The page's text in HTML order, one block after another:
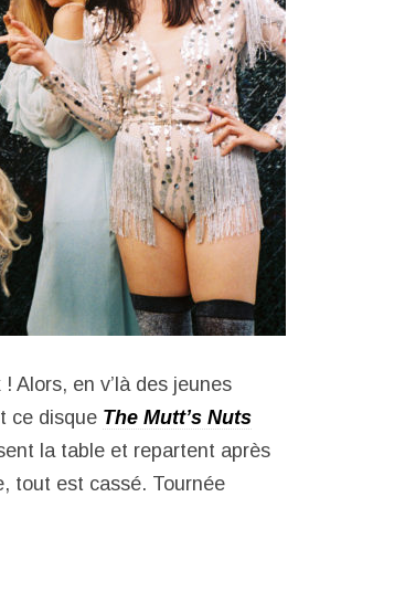
Alors, en v’là des jeunes
ce disque The Mutt’s Nuts
la table et repartent après
tout est cassé. Tournée